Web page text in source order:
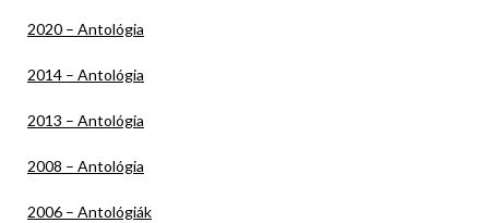
2020 – Antológia
2014 – Antológia
2013 – Antológia
2008 – Antológia
2006 – Antológiák